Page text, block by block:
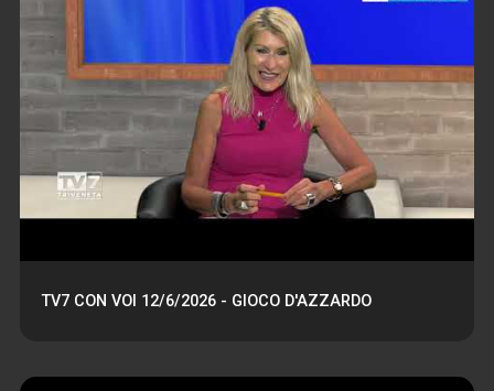
TV7 CON VOI 12/6/2026 - GIOCO D'AZZARDO